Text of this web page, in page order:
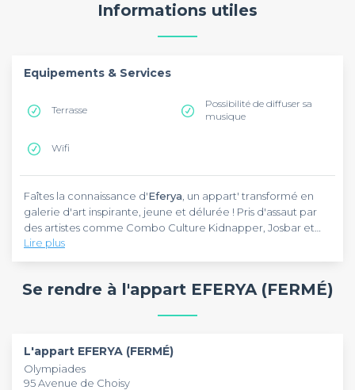
Informations utiles
Equipements & Services
Terrasse
Possibilité de diffuser sa
musique
Wifi
Faîtes la connaissance d'Eferya , un appart' transformé en
galerie d'art inspirante, jeune et délurée ! Pris d'assaut par
des artistes comme Combo Culture Kidnapper, Josbar et
Daco, les murs exposent une multitude de dessins
artistiques. Retrouvez notamment Pacman, Tintin et le
les voir en bande dessinée d'ailleurs !) et des tags en tous
Sachant qu'il possède unecapacité d'accueil de 80
lancements de produit et tournages de film ! Alors rendez-
Lire plus
Se rendre à l'appart EFERYA (FERMÉ)
L'appart EFERYA (FERMÉ)
Olympiades
95 Avenue de Choisy